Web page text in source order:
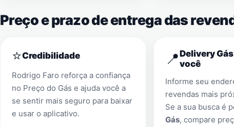
Preço e prazo de entrega das
⭐Credibilidade
Rodrigo Faro reforça a confiança
no Preço do Gás e ajuda você a
se sentir mais seguro para baixar
e usar o aplicativo.
📍Delivery
você
Informe seu
revendas mais
Se a sua busca é
Gás, compare